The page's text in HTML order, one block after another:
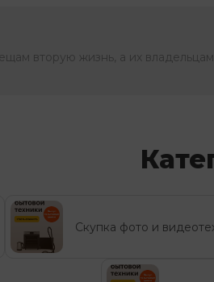
вторую жизнь, а их
Скупка фото и